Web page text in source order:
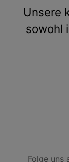
Unsere
sowohl
Folge uns